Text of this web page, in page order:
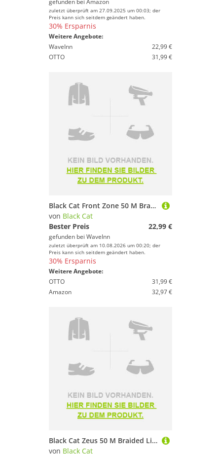
gefunden bei Amazon
zuletzt überprüft am 27.09.2025 um 00:03; der
Preis kann sich seitdem geändert haben.
30% Ersparnis
Weitere Angebote:
WaveInn
22,99 €
OTTO
31,99 €
Black Cat Front Zone 50 M Braided Line Golden 0.800 mm
von Black Cat
Bester Preis
22,99 €
gefunden bei WaveInn
zuletzt überprüft am 10.08.2026 um 00:20; der
Preis kann sich seitdem geändert haben.
30% Ersparnis
Weitere Angebote:
OTTO
31,99 €
Amazon
32,97 €
Black Cat Zeus 50 M Braided Line Rot 0.800 mm
von Black Cat